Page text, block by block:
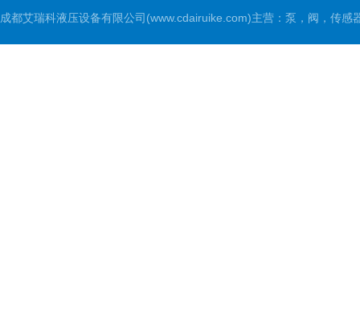
成都艾瑞科液压设备有限公司(www.cdairuike.com)主营：泵，阀，传